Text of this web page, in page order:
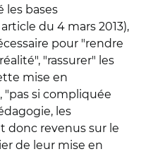
les bases
du 4 mars 2013),
pour "rendre
"rassurer" les
mise en
"pas si compliquée
les
donc revenus sur le
de leur mise en